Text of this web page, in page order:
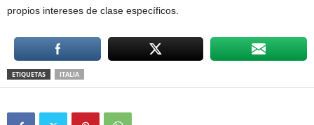
propios intereses de clase específicos.
ETIQUETAS ITALIA